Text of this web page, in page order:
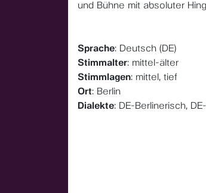
und Bühne mit absoluter
Sprache: Deutsch (DE)
Stimmalter: mittel-älter
Stimmlagen: mittel, tief
Ort: Berlin
Dialekte: DE-Berlinerisch,